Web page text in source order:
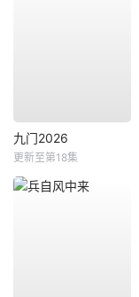
九门2026
更新至第18集